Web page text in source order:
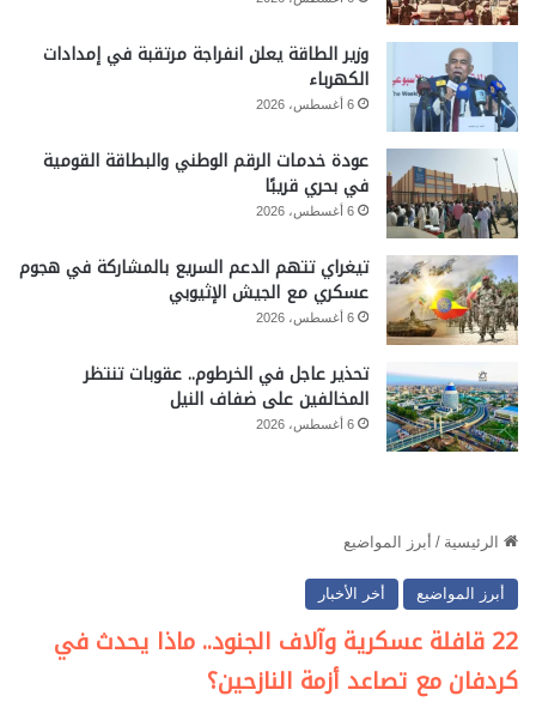
وزير الطاقة يعلن انفراجة مرتقبة في إمدادات
الكهرباء
6 أغسطس، 2026
عودة خدمات الرقم الوطني والبطاقة القومية
في بحري قريبًا
6 أغسطس، 2026
تيغراي تتهم الدعم السريع بالمشاركة في هجوم
عسكري مع الجيش الإثيوبي
6 أغسطس، 2026
تحذير عاجل في الخرطوم.. عقوبات تنتظر
المخالفين على ضفاف النيل
6 أغسطس، 2026